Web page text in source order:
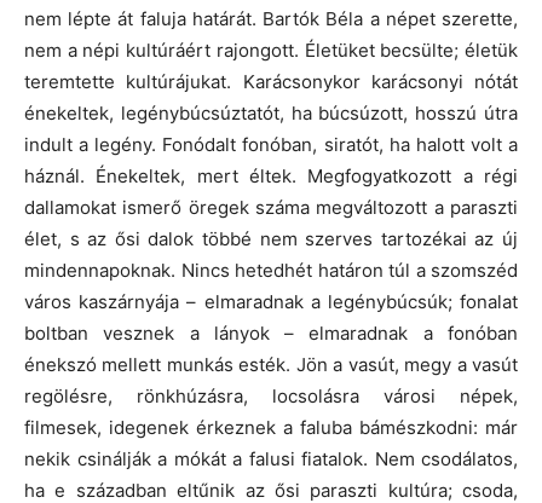
nem lépte át faluja határát. Bartók Béla a népet szerette,
nem a népi kultúráért rajongott. Életüket becsülte; életük
teremtette kultúrájukat. Karácsonykor karácsonyi nótát
énekeltek, legénybúcsúztatót, ha búcsúzott, hosszú útra
indult a legény. Fonódalt fonóban, siratót, ha halott volt a
háznál. Énekeltek, mert éltek. Megfogyatkozott a régi
dallamokat ismerő öregek száma megváltozott a paraszti
élet, s az ősi dalok többé nem szerves tartozékai az új
mindennapoknak. Nincs hetedhét határon túl a szomszéd
város kaszárnyája – elmaradnak a legénybúcsúk; fonalat
boltban vesznek a lányok – elmaradnak a fonóban
énekszó mellett munkás esték. Jön a vasút, megy a vasút
regölésre, rönkhúzásra, locsolásra városi népek,
filmesek, idegenek érkeznek a faluba bámészkodni: már
nekik csinálják a mókát a falusi fiatalok. Nem csodálatos,
ha e században eltűnik az ősi paraszti kultúra; csoda,